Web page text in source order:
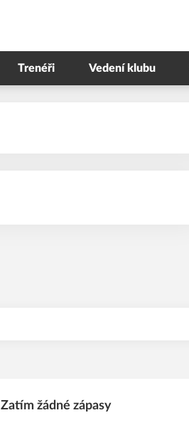
Trenéři Vedení klubu
Zatím žádné zápasy